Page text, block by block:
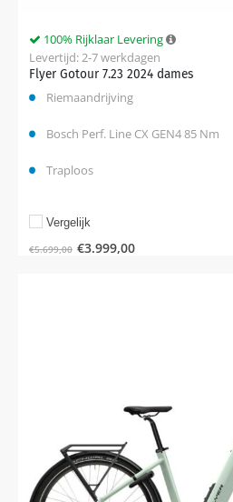
Flyer Gotour 7.23 2024 dames
100% Rijklaar Levering
Levertijd: 2-7 werkdagen
Riemaandrijving
Bosch Perf. Line CX GEN4 85 Nm
Traploos
€5.699,00 €3.999,00
Vergelijk